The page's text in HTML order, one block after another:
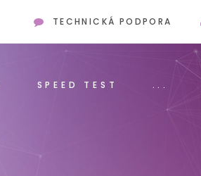
TECHNICKÁ PODPORA
SPEED TEST ...